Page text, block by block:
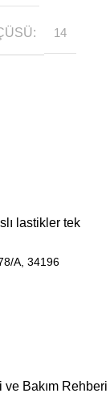
14
lastikler tek
A, 34196
Bakım Rehberi